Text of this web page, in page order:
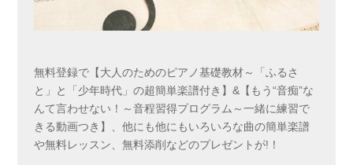
無料登録で【大人のためのピアノ基礎教材～「ふるさ
と」と「少年時代」の超簡単楽譜付き】&【もう“音痴”な
んて言わせない！～音程習得プログラム～一緒に練習で
きる動画つき】、他にも他にもいろいろな曲の簡単楽譜
や無料レッスン、無料添削などのプレゼントが!！